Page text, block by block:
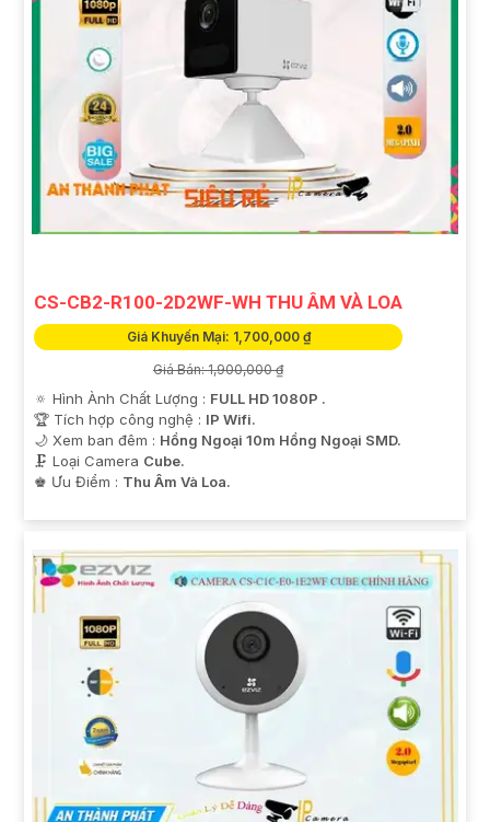
CS-CB2-R100-2D2WF-WH THU ÂM VÀ LOA
Giá Khuyến Mại: 1,700,000 ₫
Giá Bán: 1,900,000 ₫
🔅 Hình Ành Chất Lượng : FULL HD 1080P .
🏆 Tích hợp công nghệ : IP Wifi.
🌙 Xem ban đêm : Hồng Ngoại 10m Hồng Ngoại SMD.
🗜️ Loại Camera Cube.
️♚ Ưu Điểm : Thu Âm Và Loa.